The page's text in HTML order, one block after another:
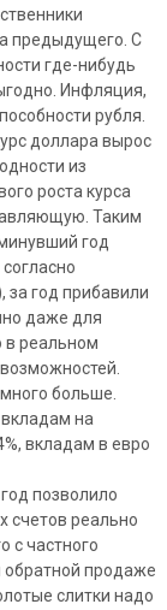
предыдущего. С
где-нибудь
Инфляция,
рубля.
доллара вырос
из
роста курса
Таким
год
за год прибавили
даже для
в реальном
больше.
на
вкладам в евро
позволило
счетов реально
с частного
обратной продаже
слитки надо